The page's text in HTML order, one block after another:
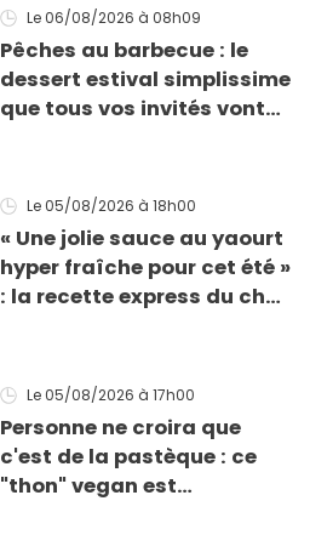
Le 06/08/2026 à 08h09
Pêches au barbecue : le
dessert estival simplissime
que tous vos invités vont
Le 05/08/2026 à 18h00
« Une jolie sauce au yaourt
hyper fraîche pour cet été »
: la recette express du chef
grillades
Le 05/08/2026 à 17h00
Personne ne croira que
c'est de la pastèque : ce
"thon" vegan est